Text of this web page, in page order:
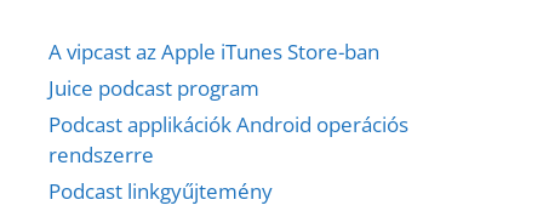
A vipcast az Apple iTunes Store-ban
Juice podcast program
Podcast applikációk Android operációs
rendszerre
Podcast linkgyűjtemény